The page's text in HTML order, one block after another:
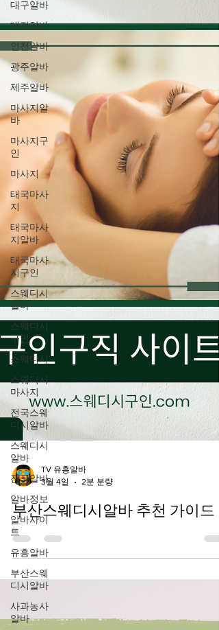
대구알바
대전알바
인천알바
광주알바
제주알바
마사지알
바
마사지구
인
마사지
태국마사
지
태국마사
지알바
태국마사
지구인
스웨디시
알바
스웨디시
구인
스웨디시
스웨디시
마사지
전국스웨
디시알바
스웨디시
알바
전국알바
알바정보
알바사이
트
유흥알바
부산스웨
디시알바
사과농사
알바
TV 유흥알바
3월 4일
2분 분량
부산스웨디시알바 추천 가이드